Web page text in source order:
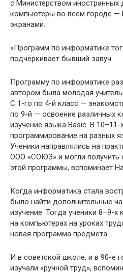
с Министерством
компьютеры во всём городе
экранами.
«Программ по информатике
подчёркивает бывший завуч
Программу по информатике
автором была молодая
С 1-го по 4-й класс —
по 9-й — освоение различных
изучение языка Basic. В
программирование на разных
Ученики направлялись на
ООО «СОЮЗ» и могли получить
этой программы, вспоминает
Когда информатика стала
было найти дополнительные
изучение. Тогда ученики 8–9-х
на компьютерах на уроках
новая программа предмета.
И в советской школе, и в 90-е
изучали «ручной труд»,